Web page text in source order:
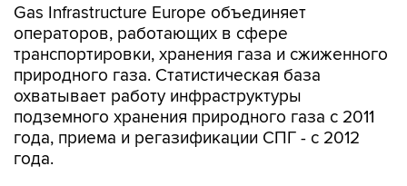
Gas Infrastructure Europe объединяет
операторов, работающих в сфере
транспортировки, хранения газа и сжиженного
природного газа. Статистическая база
охватывает работу инфраструктуры
подземного хранения природного газа с 2011
года, приема и регазификации СПГ - с 2012
года.